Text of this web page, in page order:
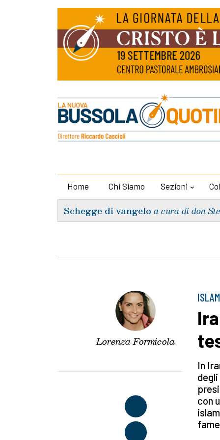
Home Chi Siamo Sezioni
Schegge di vangelo a cura di don
Lorenza Formicola
ISLAM
In
con